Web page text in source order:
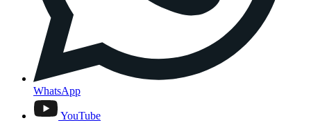
WhatsApp
YouTube